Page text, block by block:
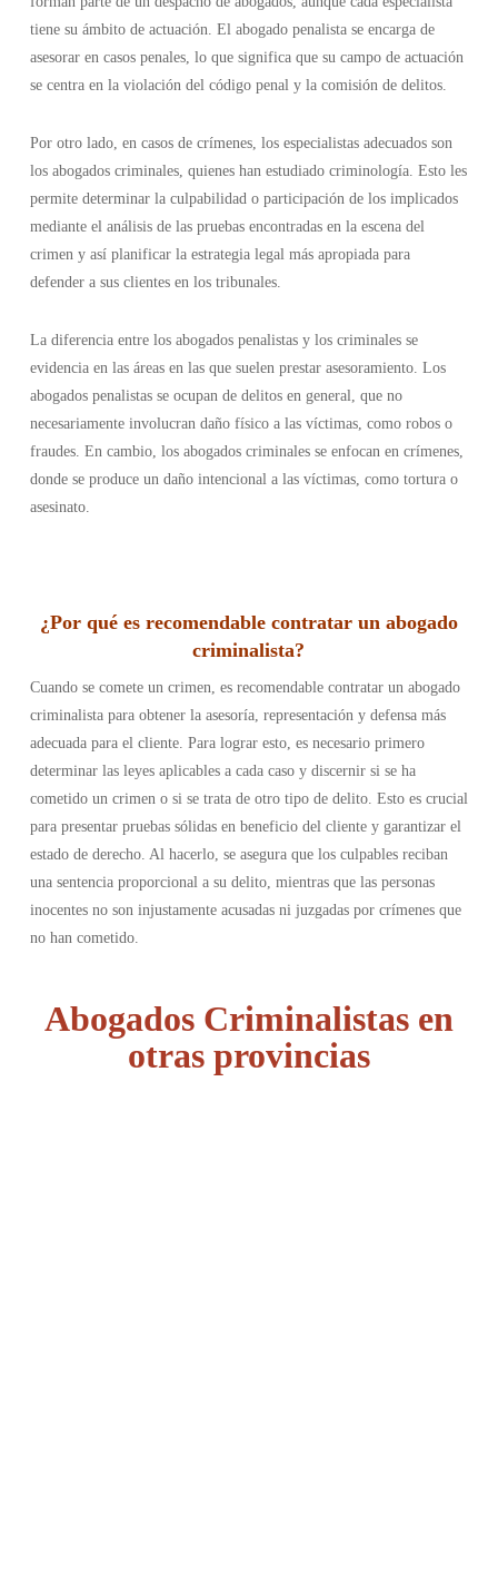
tiene su ámbito de actuación. El abogado penalista se encarga de
asesorar en casos penales, lo que significa que su campo de actuación
se centra en la violación del código penal y la comisión de delitos.
Por otro lado, en casos de crímenes, los especialistas adecuados son
los abogados criminales, quienes han estudiado criminología. Esto les
permite determinar la culpabilidad o participación de los implicados
mediante el análisis de las pruebas encontradas en la escena del
crimen y así planificar la estrategia legal más apropiada para
defender a sus clientes en los tribunales.
La diferencia entre los abogados penalistas y los criminales se
evidencia en las áreas en las que suelen prestar asesoramiento. Los
abogados penalistas se ocupan de delitos en general, que no
necesariamente involucran daño físico a las víctimas, como robos o
fraudes. En cambio, los abogados criminales se enfocan en crímenes,
donde se produce un daño intencional a las víctimas, como tortura o
asesinato.
¿Por qué es recomendable contratar un abogado
criminalista?
Cuando se comete un crimen, es recomendable contratar un abogado
criminalista para obtener la asesoría, representación y defensa más
adecuada para el cliente. Para lograr esto, es necesario primero
determinar las leyes aplicables a cada caso y discernir si se ha
cometido un crimen o si se trata de otro tipo de delito. Esto es crucial
para presentar pruebas sólidas en beneficio del cliente y garantizar el
estado de derecho. Al hacerlo, se asegura que los culpables reciban
una sentencia proporcional a su delito, mientras que las personas
inocentes no son injustamente acusadas ni juzgadas por crímenes que
no han cometido.
Abogados Criminalistas en
otras provincias